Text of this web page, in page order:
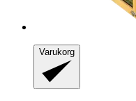
Varukorg